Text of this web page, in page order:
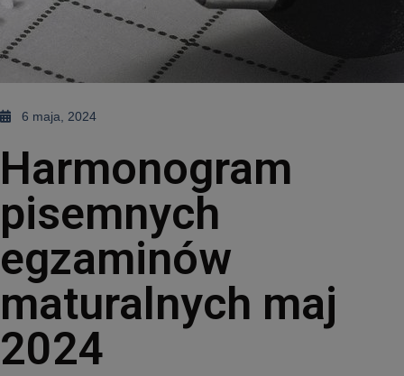
6 maja, 2024
Harmonogram
pisemnych
egzaminów
maturalnych maj
2024